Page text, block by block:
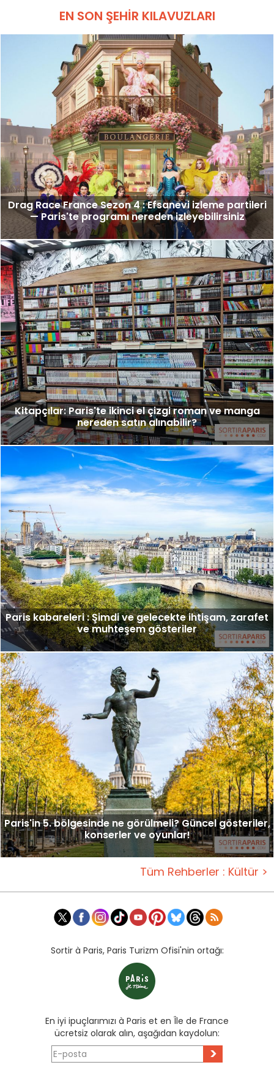
EN SON ŞEHIR KILAVUZLARI
Drag Race France Sezon 4 : Efsanevi izleme partileri
— Paris'te programı nereden izleyebilirsiniz
Kitapçılar: Paris'te ikinci el çizgi roman ve manga
nereden satın alınabilir?
Paris kabareleri : Şimdi ve gelecekte ihtişam, zarafet
ve muhteşem gösteriler
Paris'in 5. bölgesinde ne görülmeli? Güncel gösteriler,
konserler ve oyunlar!
Tüm Rehberler : Kültür >
Sortir à Paris, Paris Turizm Ofisi'nin ortağı:
En iyi ipuçlarımızı à Paris et en Île de France
ücretsiz olarak alın, aşağıdan kaydolun:
>